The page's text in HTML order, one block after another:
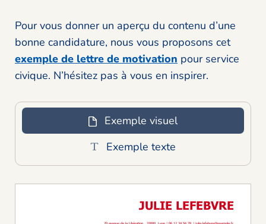
Pour vous donner un aperçu du contenu d’une
bonne candidature, nous vous proposons cet
exemple de lettre de motivation pour service
civique. N’hésitez pas à vous en inspirer.
Exemple visuel
Exemple texte